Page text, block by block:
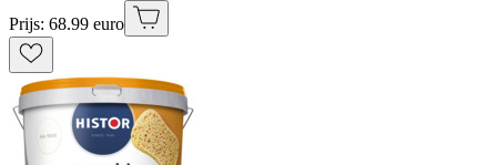
Prijs: 68.99 euro